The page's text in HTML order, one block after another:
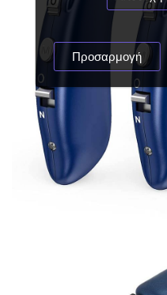
Προσαρμογή